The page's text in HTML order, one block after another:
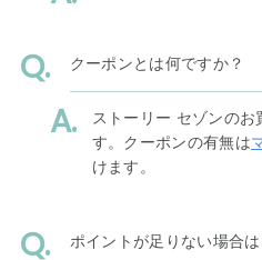
クーポンとは何ですか？
ストーリー セゾンの
す。クーポンの有無は
けます。
ポイントが足りない場合